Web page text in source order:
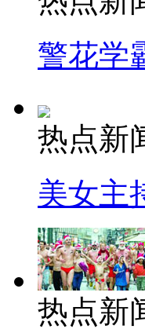
警花学
热点新
美女主
热点新